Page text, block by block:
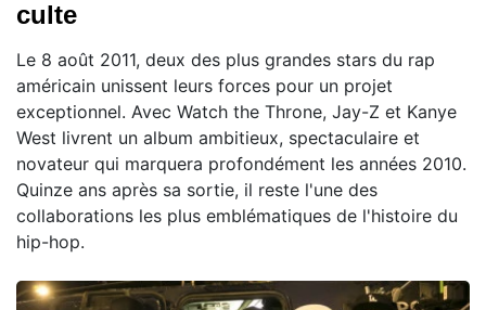
culte
Le 8 août 2011, deux des plus grandes stars du rap
américain unissent leurs forces pour un projet
exceptionnel. Avec Watch the Throne, Jay-Z et Kanye
West livrent un album ambitieux, spectaculaire et
novateur qui marquera profondément les années 2010.
Quinze ans après sa sortie, il reste l'une des
collaborations les plus emblématiques de l'histoire du
hip-hop.